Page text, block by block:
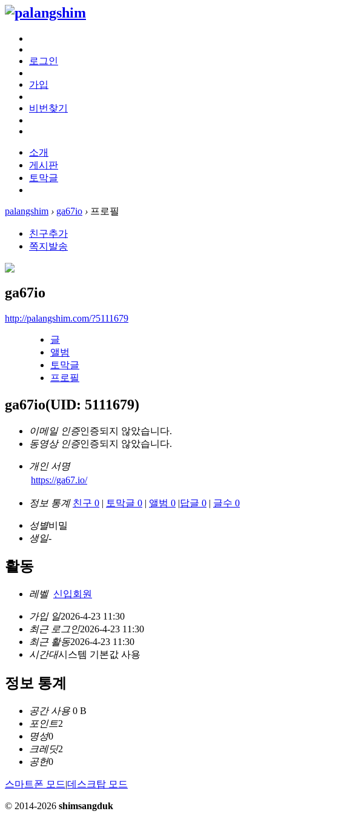
로그인
가입
비번찾기
소개
게시판
토막글
palangshim › ga67io › 프로필
친구추가
쪽지발송
ga67io
http://palangshim.com/?5111679
글
앨범
토막글
프로필
ga67io(UID: 5111679)
이메일 인증인증되지 않았습니다.
동영상 인증인증되지 않았습니다.
개인 서명
https://ga67.io/
정보 통계 친구 0 | 토막글 0 | 앨범 0 |답글 0 | 글수 0
성별비밀
생일-
활동
레벨 신입회원
가입 일2026-4-23 11:30
최근 로그인2026-4-23 11:30
최근 활동2026-4-23 11:30
시간대시스템 기본값 사용
정보 통계
공간 사용 0 B
포인트2
명성0
크레딧2
공헌0
스마트폰 모드|데스크탑 모드
© 2014-2026 shimsangduk